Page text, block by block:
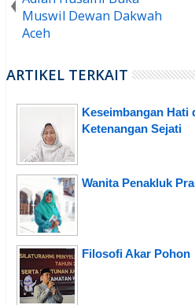
Muswil Dewan Dakwah
Aceh
ARTIKEL TERKAIT
Keseimbangan Hati
Ketenangan Sejati
Wanita Penakluk
Filosofi Akar Pohon